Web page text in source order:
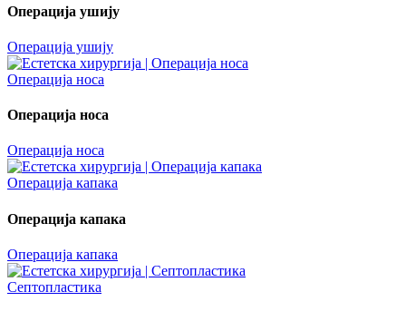
Операција ушију
Операција ушију
Операција носа
Операција носа
Операција носа
Операција капака
Операција капака
Операција капака
Септопластика